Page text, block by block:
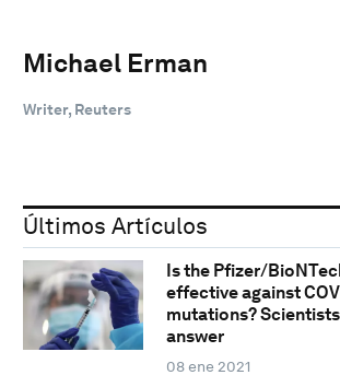
Michael Erman
Writer, Reuters
Últimos Artículos
Is the Pfizer/
effective against
mutations?
answer
08 ene 2021